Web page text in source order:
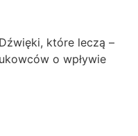
Dźwięki, które leczą –
o wpływie